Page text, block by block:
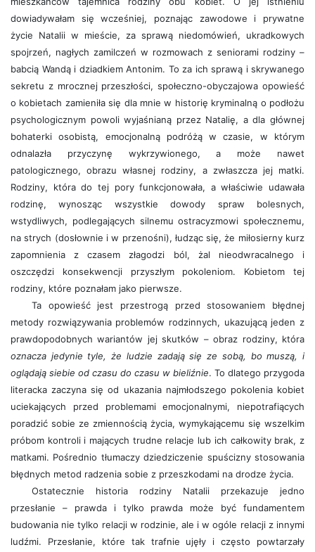
dowiadywałam się wcześniej, poznając zawodowe i prywatne
życie Natalii w mieście, za sprawą niedomówień, ukradkowych
spojrzeń, nagłych zamilczeń w rozmowach z seniorami rodziny –
babcią Wandą i dziadkiem Antonim. To za ich sprawą i skrywanego
sekretu z mrocznej przeszłości, społeczno-obyczajowa opowieść
o kobietach zamieniła się dla mnie w historię kryminalną o podłożu
psychologicznym powoli wyjaśnianą przez Natalię, a dla głównej
bohaterki osobistą, emocjonalną podróżą w czasie, w którym
odnalazła przyczynę wykrzywionego, a może nawet
patologicznego, obrazu własnej rodziny, a zwłaszcza jej matki.
Rodziny, która do tej pory funkcjonowała, a właściwie udawała
rodzinę, wynosząc wszystkie dowody spraw bolesnych,
wstydliwych, podlegających silnemu ostracyzmowi społecznemu,
na strych (dosłownie i w przenośni), łudząc się, że miłosierny kurz
zapomnienia z czasem złagodzi ból, żal nieodwracalnego i
oszczędzi konsekwencji przyszłym pokoleniom. Kobietom tej
rodziny, które poznałam jako pierwsze.
Ta opowieść jest przestrogą przed stosowaniem błędnej
metody rozwiązywania problemów rodzinnych, ukazującą jeden z
prawdopodobnych wariantów jej skutków – obraz rodziny, która
oznacza jedynie tyle, że ludzie zadają się ze sobą, bo muszą, i
oglądają siebie od czasu do czasu w bieliźnie. To dlatego przygoda
literacka zaczyna się od ukazania najmłodszego pokolenia kobiet
uciekających przed problemami emocjonalnymi, niepotrafiących
poradzić sobie ze zmiennością życia, wymykającemu się wszelkim
próbom kontroli i mających trudne relacje lub ich całkowity brak, z
matkami. Pośrednio tłumaczy dziedziczenie spuścizny stosowania
błędnych metod radzenia sobie z przeszkodami na drodze życia.
Ostatecznie historia rodziny Natalii przekazuje jedno
przesłanie – prawda i tylko prawda może być fundamentem
budowania nie tylko relacji w rodzinie, ale i w ogóle relacji z innymi
ludźmi. Przesłanie, które tak trafnie ujęły i często powtarzały